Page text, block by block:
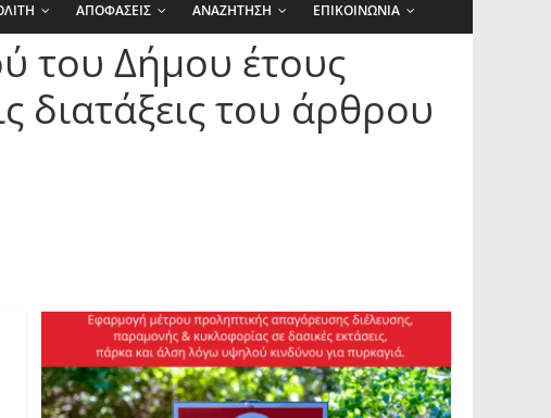
ΑΠΟΦΑΣΕΙΣ ΑΝΑΖΗΤΗΣΗ ΕΠΙΚΟΙΝΩΝΙΑ
του Δήμου έτους
του άρθρου